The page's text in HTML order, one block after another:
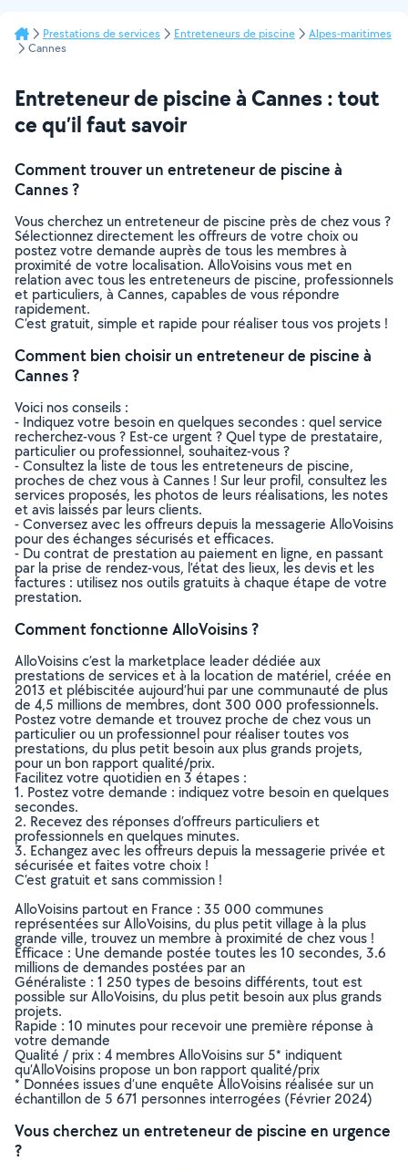
Prestations de services Entreteneurs de piscine
Alpes-maritimes
Cannes
Entreteneur de piscine à Cannes : tout
ce qu’il faut savoir
Comment trouver un entreteneur de piscine à
Cannes ?
Vous cherchez un entreteneur de piscine près de chez vous ?
Sélectionnez directement les offreurs de votre choix ou
postez votre demande auprès de tous les membres à
proximité de votre localisation. AlloVoisins vous met en
relation avec tous les entreteneurs de piscine, professionnels
et particuliers, à Cannes, capables de vous répondre
rapidement.
C’est gratuit, simple et rapide pour réaliser tous vos projets !
Comment bien choisir un entreteneur de piscine à
Cannes ?
Voici nos conseils :
- Indiquez votre besoin en quelques secondes : quel service
recherchez-vous ? Est-ce urgent ? Quel type de prestataire,
particulier ou professionnel, souhaitez-vous ?
- Consultez la liste de tous les entreteneurs de piscine,
proches de chez vous à Cannes ! Sur leur profil, consultez les
services proposés, les photos de leurs réalisations, les notes
et avis laissés par leurs clients.
- Conversez avec les offreurs depuis la messagerie AlloVoisins
pour des échanges sécurisés et efficaces.
- Du contrat de prestation au paiement en ligne, en passant
par la prise de rendez-vous, l’état des lieux, les devis et les
factures : utilisez nos outils gratuits à chaque étape de votre
prestation.
Comment fonctionne AlloVoisins ?
AlloVoisins c’est la marketplace leader dédiée aux
prestations de services et à la location de matériel, créée en
2013 et plébiscitée aujourd’hui par une communauté de plus
de 4,5 millions de membres, dont 300 000 professionnels.
Postez votre demande et trouvez proche de chez vous un
particulier ou un professionnel pour réaliser toutes vos
prestations, du plus petit besoin aux plus grands projets,
pour un bon rapport qualité/prix.
Facilitez votre quotidien en 3 étapes :
1. Postez votre demande : indiquez votre besoin en quelques
secondes.
2. Recevez des réponses d’offreurs particuliers et
professionnels en quelques minutes.
3. Echangez avec les offreurs depuis la messagerie privée et
sécurisée et faites votre choix !
C’est gratuit et sans commission !
AlloVoisins partout en France : 35 000 communes
représentées sur AlloVoisins, du plus petit village à la plus
grande ville, trouvez un membre à proximité de chez vous !
Efficace : Une demande postée toutes les 10 secondes, 3.6
millions de demandes postées par an
Généraliste : 1 250 types de besoins différents, tout est
possible sur AlloVoisins, du plus petit besoin aux plus grands
projets.
Rapide : 10 minutes pour recevoir une première réponse à
votre demande
Qualité / prix : 4 membres AlloVoisins sur 5* indiquent
qu’AlloVoisins propose un bon rapport qualité/prix
* Données issues d’une enquête AlloVoisins réalisée sur un
échantillon de 5 671 personnes interrogées (Février 2024)
Vous cherchez un entreteneur de piscine en urgence
?